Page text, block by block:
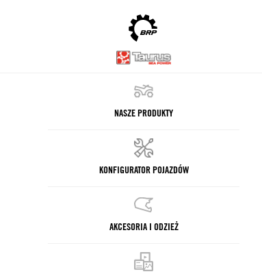
NASZE PRODUKTY
KONFIGURATOR POJAZDÓW
AKCESORIA I ODZIEŻ